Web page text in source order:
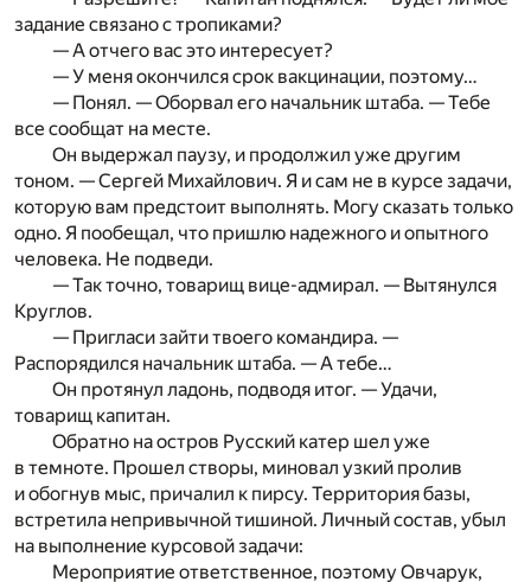
задание связано с тропиками?
— А отчего вас это интересует?
— У меня окончился срок вакцинации, поэтому…
— Понял. — Оборвал его начальник штаба. — Тебе
все сообщат на месте.
Он выдержал паузу, и продолжил уже другим
тоном. — Сергей Михайлович. Я и сам не в курсе задачи,
которую вам предстоит выполнять. Могу сказать только
одно. Я пообещал, что пришлю надежного и опытного
человека. Не подведи.
— Так точно, товарищ вице-адмирал. — Вытянулся
Круглов.
— Пригласи зайти твоего командира. —
Распорядился начальник штаба. — А тебе…
Он протянул ладонь, подводя итог. — Удачи,
товарищ капитан.
Обратно на остров Русский катер шел уже
в темноте. Прошел створы, миновал узкий пролив
и обогнув мыс, причалил к пирсу. Территория базы,
встретила непривычной тишиной. Личный состав, убыл
на выполнение курсовой задачи:
Мероприятие ответственное, поэтому Овчарук,